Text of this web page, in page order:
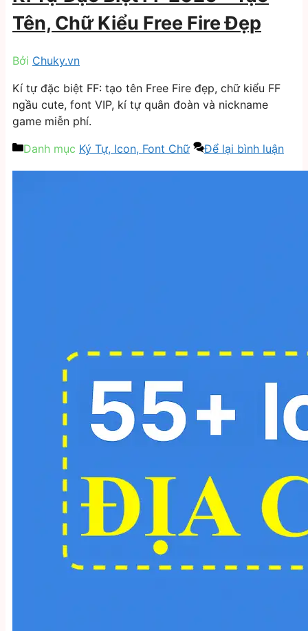
Tên, Chữ Kiểu Free Fire Đẹp
Bởi Chuky.vn
Kí tự đặc biệt FF: tạo tên Free Fire đẹp, chữ kiểu FF
ngầu cute, font VIP, kí tự quân đoàn và nickname
game miễn phí.
Danh mục Ký Tự, Icon, Font Chữ Để lại bình luận